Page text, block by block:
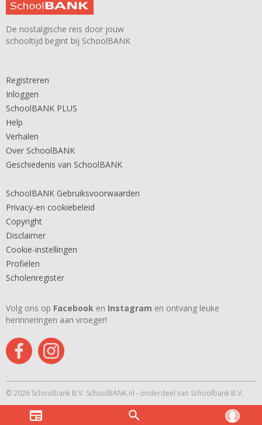
De nostalgische reis door jouw
schooltijd begint bij SchoolBANK
Registreren
Inloggen
SchoolBANK PLUS
Help
Verhalen
Over SchoolBANK
Geschiedenis van SchoolBANK
SchoolBANK Gebruiksvoorwaarden
Privacy-en cookiebeleid
Copyright
Disclaimer
Cookie-instellingen
Profielen
Scholenregister
Volg ons op Facebook en Instagram en ontvang leuke
herinneringen aan vroeger!
© 2026 Schoolbank B.V. SchoolBANK.nl - onderdeel van Schoolbank B.V.